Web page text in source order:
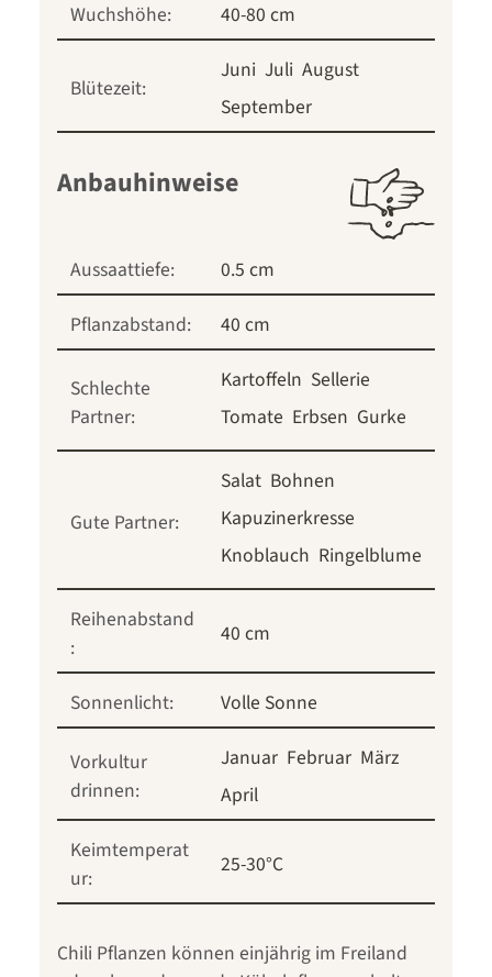
Wuchshöhe:
40-80 cm
Blütezeit:
Juni Juli August
September
Anbauhinweise
Aussaattiefe:
0.5 cm
Pflanzabstand:
40 cm
Schlechte
Partner:
Kartoffeln Sellerie
Tomate Erbsen Gurke
Gute Partner:
Salat Bohnen
Kapuzinerkresse
Knoblauch Ringelblume
Reihenabstand
:
40 cm
Sonnenlicht: Volle Sonne
Vorkultur
drinnen:
Januar Februar März
April
Keimtemperat
ur:
25-30°C
Chili Pflanzen können einjährig im Freiland